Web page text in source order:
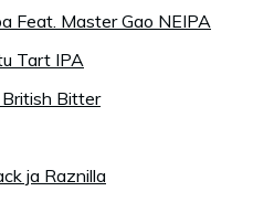
Feat. Master Gao NEIPA
Tart IPA
Bitter
ja Raznilla